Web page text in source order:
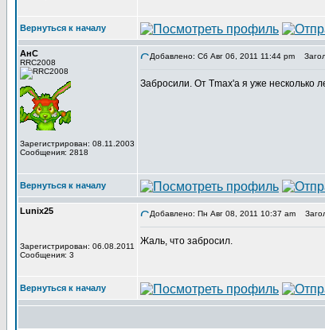
Вернуться к началу
АнС
RRC2008
Зарегистрирован: 08.11.2003
Сообщения: 2818
Добавлено: Сб Авг 06, 2011 11:44 pm
Забросили. От Tmax'а я уже несколько
Вернуться к началу
Lunix25
Зарегистрирован: 06.08.2011
Сообщения: 3
Добавлено: Пн Авг 08, 2011 10:37 am
Жаль, что забросил.
Вернуться к началу